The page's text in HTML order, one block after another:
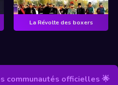
La Révolte des boxers
communautés officielles 🌟